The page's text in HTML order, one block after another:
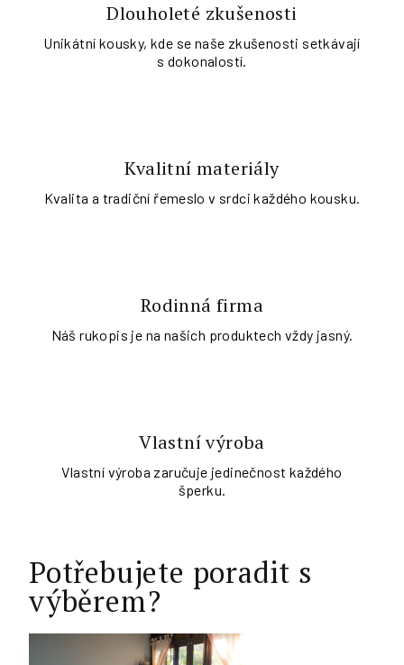
Dlouholeté zkušenosti
Unikátní kousky, kde se naše zkušenosti setkávají
s dokonalostí.
Kvalitní materiály
Kvalita a tradiční řemeslo v srdci každého kousku.
Rodinná firma
Náš rukopis je na našich produktech vždy jasný.
Vlastní výroba
Vlastní výroba zaručuje jedinečnost každého
šperku.
Potřebujete poradit s
výběrem?